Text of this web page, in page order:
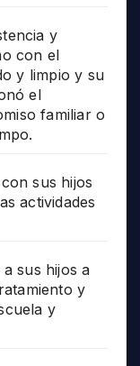
y
con el
y limpio y su
el
familiar o
sus hijos
actividades
sus hijos a
y
y